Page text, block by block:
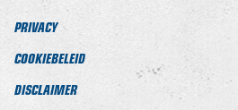
PRIVACY
COOKIEBELEID
DISCLAIMER